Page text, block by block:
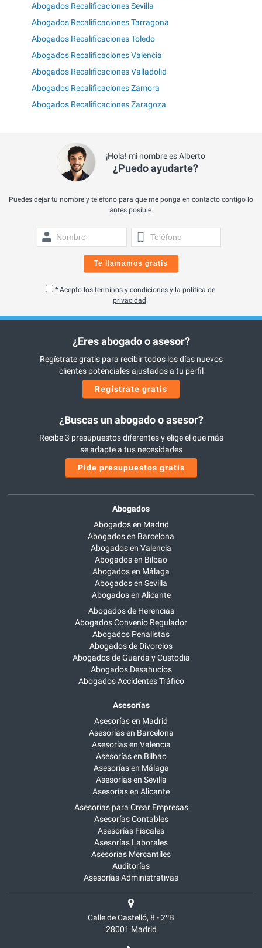
Abogados Recalificaciones Sevilla
Abogados Recalificaciones Tarragona
Abogados Recalificaciones Toledo
Abogados Recalificaciones Valencia
Abogados Recalificaciones Valladolid
Abogados Recalificaciones Zamora
Abogados Recalificaciones Zaragoza
¡Hola! mi nombre es Alberto
¿Puedo ayudarte?
Puedes dejar tu nombre y teléfono para que me ponga en contacto contigo lo
antes posible.
Te llamamos gratis
* Acepto los términos y condiciones y la política de
privacidad
¿Eres abogado o asesor?
Regístrate gratis para recibir todos los días nuevos
clientes potenciales ajustados a tu perfil
Regístrate gratis
¿Buscas un abogado o asesor?
Recibe 3 presupuestos diferentes y elige el que más
se adapte a tus necesidades
Pide presupuestos gratis
Abogados
Abogados en Madrid
Abogados en Barcelona
Abogados en Valencia
Abogados en Bilbao
Abogados en Málaga
Abogados en Sevilla
Abogados en Alicante
Abogados de Herencias
Abogados Convenio Regulador
Abogados Penalistas
Abogados de Divorcios
Abogados de Guarda y Custodia
Abogados Desahucios
Abogados Accidentes Tráfico
Asesorías
Asesorías en Madrid
Asesorías en Barcelona
Asesorías en Valencia
Asesorías en Bilbao
Asesorías en Málaga
Asesorías en Sevilla
Asesorías en Alicante
Asesorías para Crear Empresas
Asesorías Contables
Asesorías Fiscales
Asesorías Laborales
Asesorías Mercantiles
Auditorías
Asesorías Administrativas
Calle de Castelló, 8 - 2ºB
28001 Madrid